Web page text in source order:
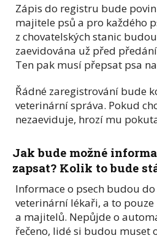
Zápis do registru bude
majitele psů a pro každého
z chovatelských stanic
zaevidována už před
Ten pak musí přepsat psa
Řádné zaregistrování bude
veterinární správa. Pokud
nezaeviduje, hrozí mu
Jak bude možné
zapsat? Kolik to bude
Informace o psech budou
veterinární lékaři, a to pouze
a majitelů. Nepůjde o
řečeno, lidé si budou muset